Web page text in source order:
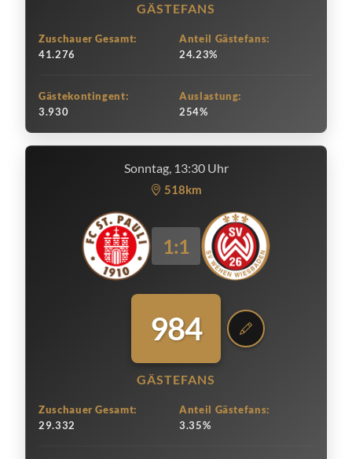
GÄSTEFANS
Zuschauer Gesamt:
41.276
Anteil Gästefans:
24.23%
Gästekontingent:
3.930
Auslastung:
254%
Sonntag, 13:30 Uhr
518km
1:1
984
GÄSTEFANS
Zuschauer Gesamt:
29.332
Anteil Gästefans:
3.35%